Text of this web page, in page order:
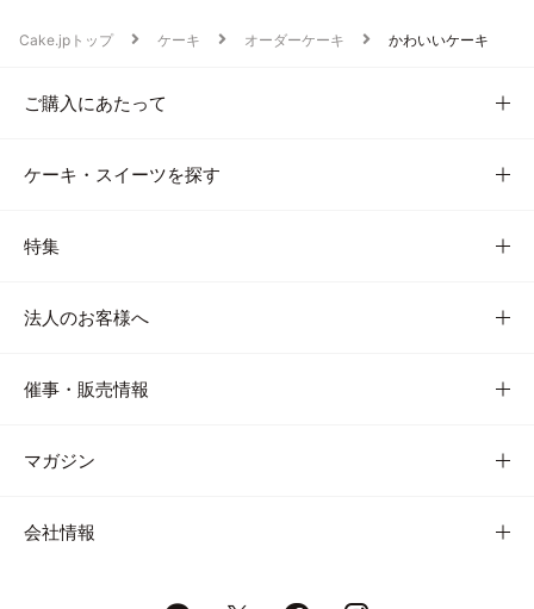
Cake.jpトップ ケーキ オーダーケーキ かわいいケーキ
ご購入にあたって
ケーキ・スイーツを探す
特集
法人のお客様へ
催事・販売情報
マガジン
会社情報